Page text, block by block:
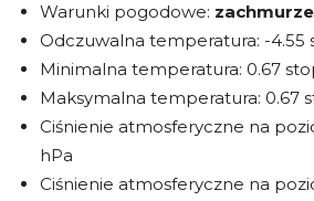
Warunki pogodowe:
Odczuwalna temperatura: -4.55
Minimalna temperatura: 0.67
Maksymalna temperatura: 0.67
Ciśnienie atmosferyczne na
hPa
Ciśnienie atmosferyczne na